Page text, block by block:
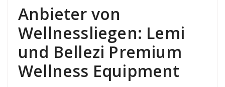
Anbieter von
Wellnessliegen: Lemi
und Bellezi Premium
Wellness Equipment